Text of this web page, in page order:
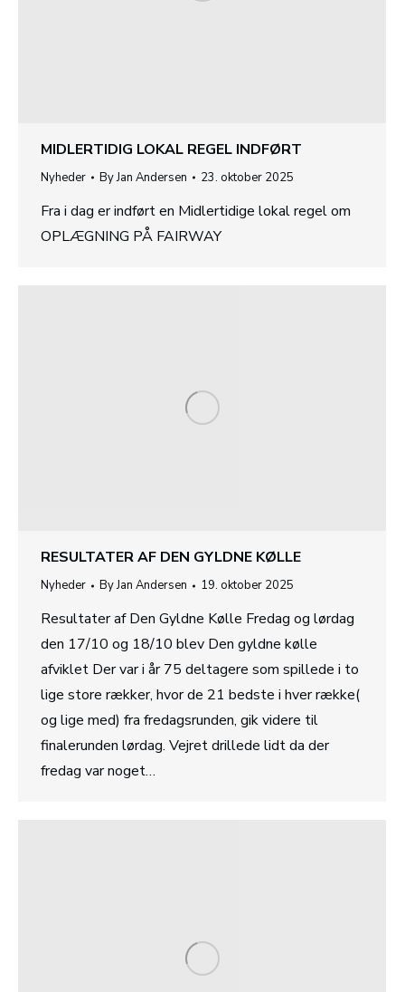
MIDLERTIDIG LOKAL REGEL INDFØRT
Nyheder ByJan Andersen 23. oktober 2025
Fra i dag er indført en Midlertidige lokal regel om
OPLÆGNING PÅ FAIRWAY
RESULTATER AF DEN GYLDNE KØLLE
Nyheder ByJan Andersen 19. oktober 2025
Resultater af Den Gyldne Kølle Fredag og lørdag
den 17/10 og 18/10 blev Den gyldne kølle
afviklet Der var i år 75 deltagere som spillede i to
lige store rækker, hvor de 21 bedste i hver række(
og lige med) fra fredagsrunden, gik videre til
finalerunden lørdag. Vejret drillede lidt da der
fredag var noget…